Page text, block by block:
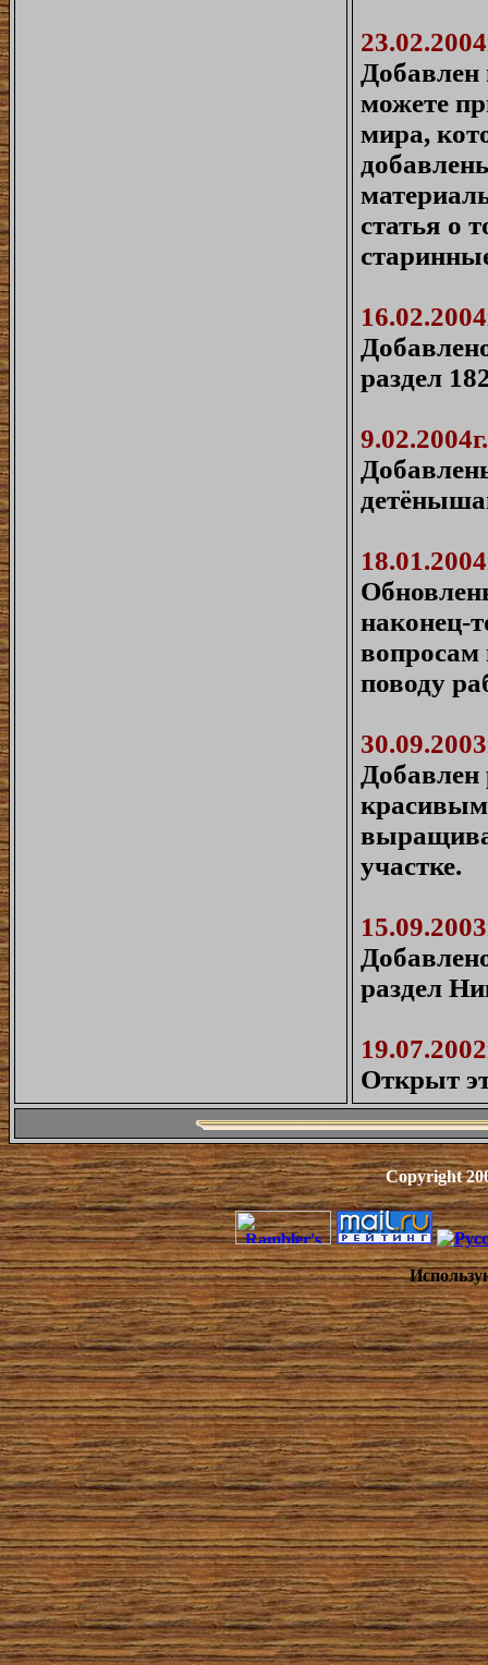
Добавлен
можете
мира,
статья о
раздел
9.02.2004г.
наконец-
вопросам
поводу
Добавлен
участке.
раздел
Открыт
Copyright